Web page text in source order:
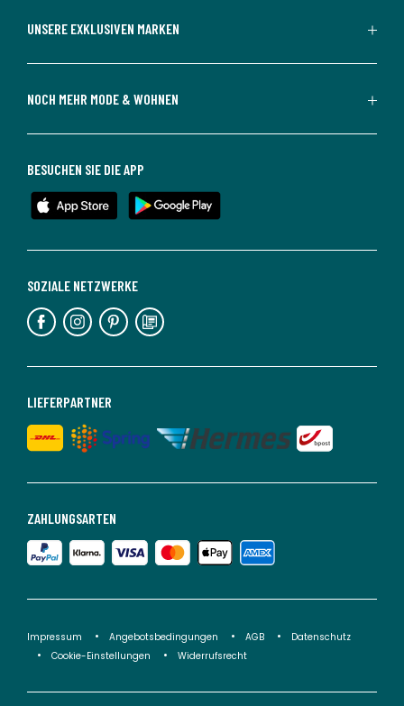
UNSERE EXKLUSIVEN MARKEN
NOCH MEHR MODE & WOHNEN
ZAHLUNGSARTEN
LIEFERPARTNER
SOZIALE NETZWERKE
BESUCHEN SIE DIE APP
Impressum Angebotsbedingungen AGB
Datenschutz
Cookie-Einstellungen
Widerrufsrecht